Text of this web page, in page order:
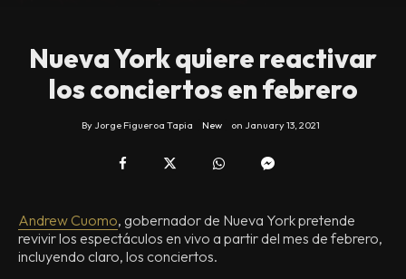
Nueva York quiere reactivar
los conciertos en febrero
By Jorge Figueroa Tapia New on January 13, 2021
Andrew Cuomo, gobernador de Nueva York pretende
revivir los espectáculos en vivo a partir del mes de febrero,
incluyendo claro, los conciertos.